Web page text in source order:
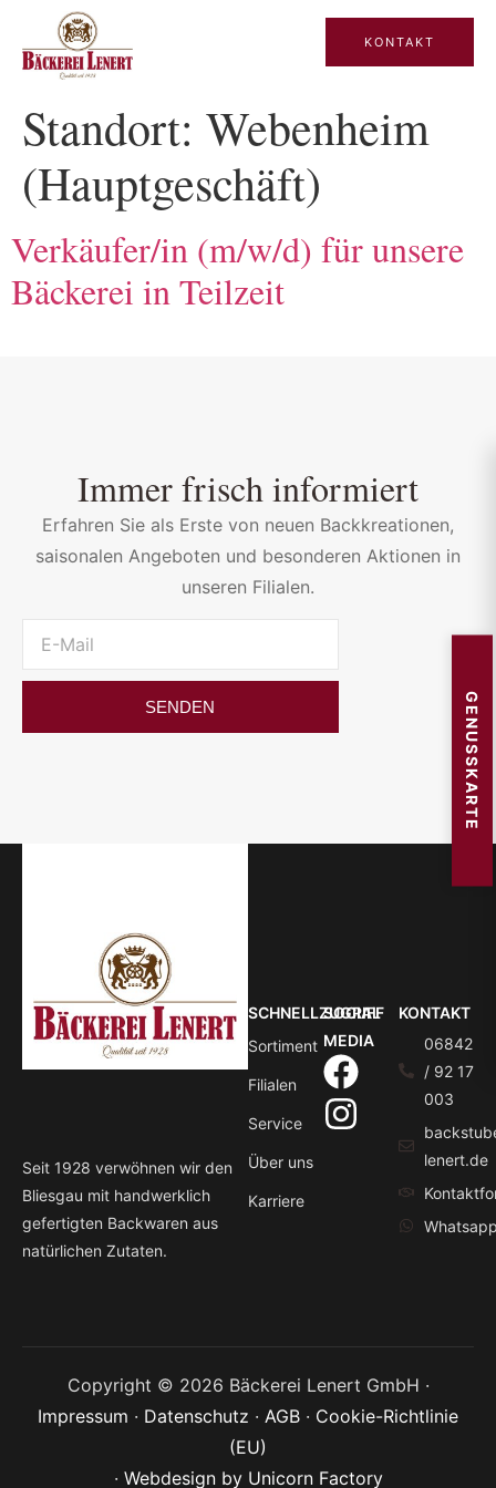
KONTAKT
Standort: Webenheim
(Hauptgeschäft)
Verkäufer/in (m/w/d) für unsere
Bäckerei in Teilzeit
Immer frisch informiert
Erfahren Sie als Erste von neuen Backkreationen,
saisonalen Angeboten und besonderen Aktionen in
unseren Filialen.
SENDEN
Seit 1928 verwöhnen wir den
Bliesgau mit handwerklich
gefertigten Backwaren aus
natürlichen Zutaten.
SCHNELLZUGRIFF
Sortiment
Filialen
Service
Über uns
Karriere
SOCIAL
MEDIA
KONTAKT
06842
/ 92 17
003
lenert.de
Copyright © 2026 Bäckerei Lenert GmbH ·
Impressum · Datenschutz · AGB · Cookie-Richtlinie
(EU)
· Webdesign by Unicorn Factory
GENUSSKARTE